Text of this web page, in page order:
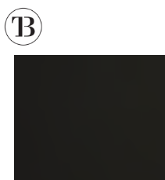
Panneau de gestion des cookies